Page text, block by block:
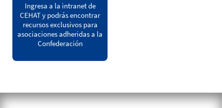
Ingresa a la intranet de
CEHAT y podrás encontrar
recursos exclusivos para
asociaciones adheridas a la
Confederación